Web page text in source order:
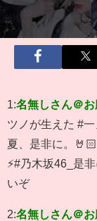
1:名無しさん＠
ツノが生えた #
夏、是非に。
⚡️#乃木坂46_是
いぞ
2:名無しさん＠